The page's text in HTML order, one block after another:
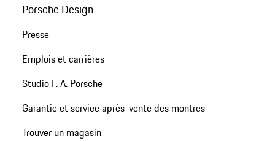
Porsche Design
Presse
Emplois et carrières
Studio F. A. Porsche
Garantie et service après-vente des montres
Trouver un magasin